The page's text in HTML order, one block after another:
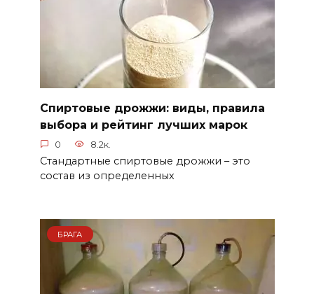
Спиртовые дрожжи: виды, правила
выбора и рейтинг лучших марок
0 8.2к.
Стандартные спиртовые дрожжи – это
состав из определенных
БРАГА